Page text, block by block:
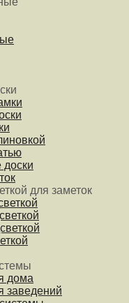
для заметок
дома
заведений